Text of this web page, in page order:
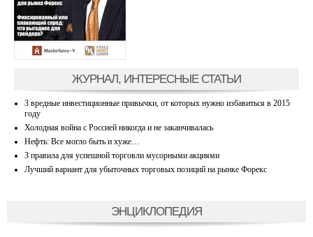
ЖУРНАЛ, ИНТЕРЕСНЫЕ СТАТЬИ
3 вредные инвестиционные привычки, от которых нужно избавиться в 2015
году
Холодная война с Россией никогда и не заканчивалась
Нефть: Все могло быть и хуже…
3 правила для успешной торговли мусорными акциями
Лучший вариант для убыточных торговых позиций на рынке Форекс
ЭНЦИКЛОПЕДИЯ